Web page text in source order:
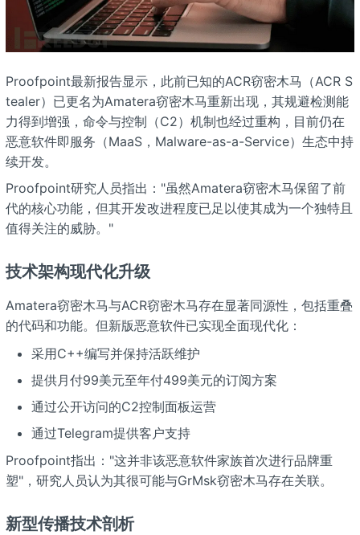
Proofpoint最新报告显示，此前已知的ACR窃密木马（ACR S
tealer）已更名为Amatera窃密木马重新出现，其规避检测能
力得到增强，命令与控制（C2）机制也经过重构，目前仍在
恶意软件即服务（MaaS，Malware-as-a-Service）生态中持
续开发。
Proofpoint研究人员指出："虽然Amatera窃密木马保留了前
代的核心功能，但其开发改进程度已足以使其成为一个独特且
值得关注的威胁。"
技术架构现代化升级
Amatera窃密木马与ACR窃密木马存在显著同源性，包括重叠
的代码和功能。但新版恶意软件已实现全面现代化：
采用C++编写并保持活跃维护
提供月付99美元至年付499美元的订阅方案
通过公开访问的C2控制面板运营
通过Telegram提供客户支持
Proofpoint指出："这并非该恶意软件家族首次进行品牌重
塑"，研究人员认为其很可能与GrMsk窃密木马存在关联。
新型传播技术剖析